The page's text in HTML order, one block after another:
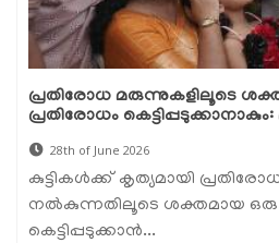
പ്രതിരോധ മരുന്നുകളിലൂടെ
പ്രതിരോധം കെട്ടിപ്പടുക്കാനാകും:
28th of June 2026
കുട്ടികൾക്ക് കൃത്യമായി
നൽകുന്നതിലൂടെ ശക്തമായ ഒരു
കെട്ടിപ്പടുക്കാൻ...